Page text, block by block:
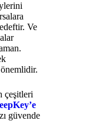
Ve
çeşitleri
güvende